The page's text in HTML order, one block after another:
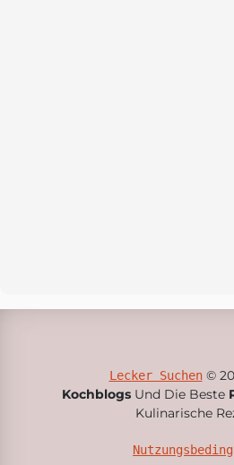
Lecker Suchen©
Kochblogs Und Die Beste
Kulinarische